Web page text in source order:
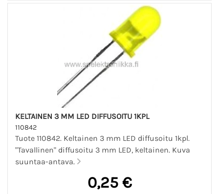
KELTAINEN 3 MM LED DIFFUSOITU 1KPL
110842
Tuote 110842. Keltainen 3 mm LED diffusoitu 1kpl.
"Tavallinen" diffusoitu 3 mm LED, keltainen. Kuva
suuntaa-antava.
0,25 €